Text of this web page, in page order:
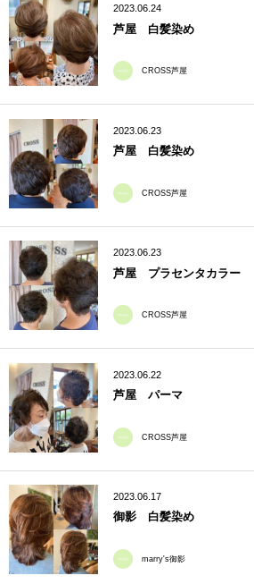
2023.06.24
芦屋 白髪染め
CROSS芦屋
2023.06.23
芦屋 白髪染め
CROSS芦屋
2023.06.23
芦屋 プラセンタカラー
CROSS芦屋
2023.06.22
芦屋 パーマ
CROSS芦屋
2023.06.17
御影 白髪染め
marry's御影